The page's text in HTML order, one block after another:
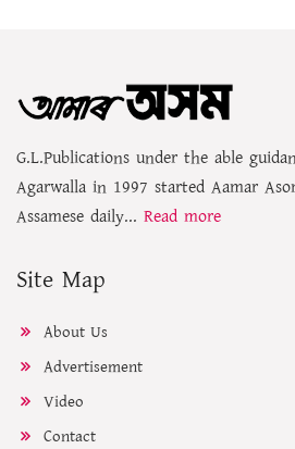
G.L.Publications under the able
Agarwalla in 1997 started Aamar
Assamese daily... Read more
Site Map
About Us
Advertisement
Video
Contact